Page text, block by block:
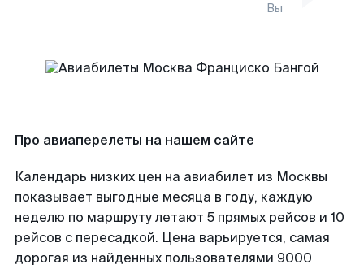
Вы
Про авиаперелеты на нашем сайте
Календарь низких цен на авиабилет из Москвы
показывает выгодные месяца в году, каждую
неделю по маршруту летают 5 прямых рейсов и 10
рейсов с пересадкой. Цена варьируется, самая
дорогая из найденных пользователями 9000